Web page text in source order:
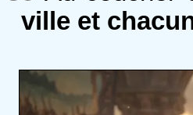
ville et